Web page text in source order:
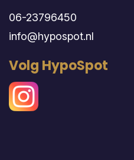
06-23796450
info@hypospot.nl
Volg HypoSpot